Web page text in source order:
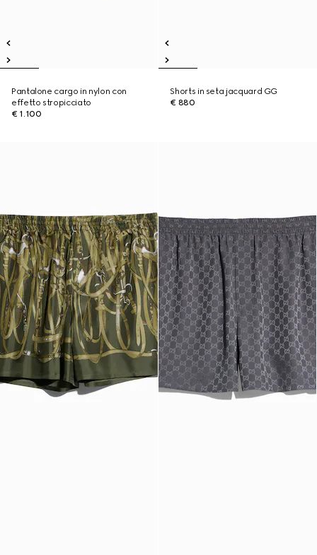
Pantalone cargo in nylon con
effetto stropicciato
€ 1.100
Shorts in seta jacquard GG
€ 880